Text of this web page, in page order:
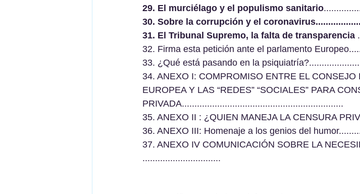
29. El murciélago y el populismo sanitario
30. Sobre la corrupción y el
31. El Tribunal Supremo, la falta de transparencia
32. Firma esta petición ante el parlamento
33. ¿Qué está pasando en la
34. ANEXO I: COMPROMISO ENTRE EL
EUROPEA Y LAS “REDES” “SOCIALES” PARA
PRIVADA................................................................
35. ANEXO II : ¿QUIEN MANEJA LA CENSURA
36. ANEXO III: Homenaje a los genios del
37. ANEXO IV COMUNICACIÓN SOBRE LA
...............................